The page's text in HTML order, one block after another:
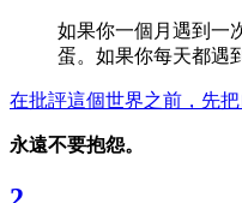
如果你一個月遇到一
蛋。如果你每天都遇
在批評這個世界之前，先把
永遠不要抱怨。